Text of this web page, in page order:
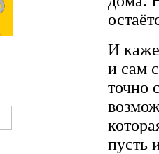
И
и сам
точно
пусть